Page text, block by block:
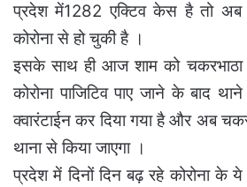
प्रदेश में1282 एक्टिव केस है तो अब
कोरोना से हो चुकी है ।
इसके साथ ही आज शाम को
कोरोना पाजिटिव पाए जाने के बाद
क्वारंटाईन कर दिया गया है और अब
थाना से किया जाएगा ।
प्रदेश में दिनों दिन बढ़ रहे कोरोना